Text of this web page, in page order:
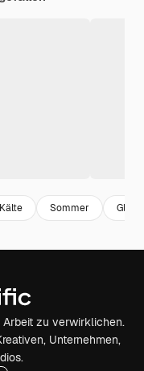
Kälte Sommer Glas
zu verwirklichen.
Unternehmen,